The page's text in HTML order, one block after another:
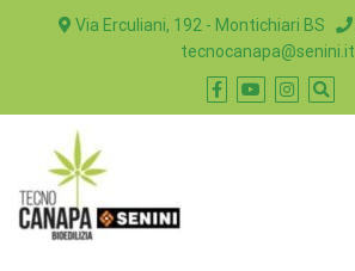
Via Erculiani, 192 - Montichiari BS
tecnocanapa@senini.it